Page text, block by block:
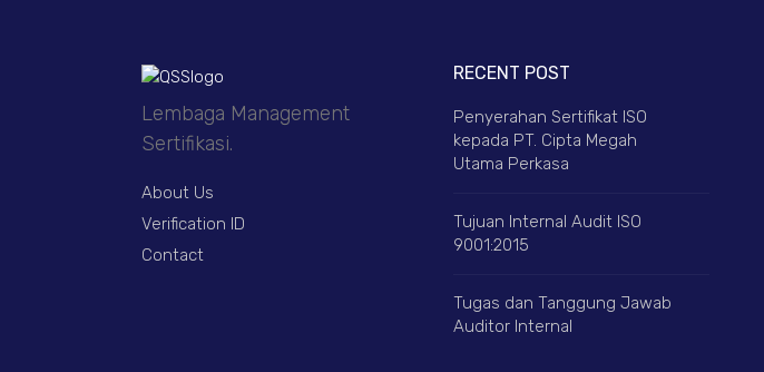
Lembaga Management
Sertifikasi.
About Us
Verification ID
Contact
RECENT POST
Penyerahan Sertifikat ISO
kepada PT. Cipta Megah
Utama Perkasa
Tujuan Internal Audit ISO
9001:2015
Tugas dan Tanggung Jawab
Auditor Internal